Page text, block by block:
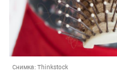
Снимка: Thinkstock